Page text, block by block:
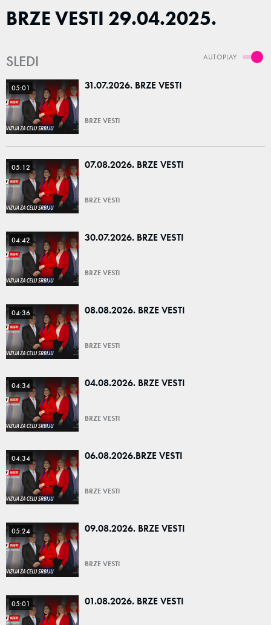
BRZE VESTI 29.04.2025.
AUTOPLAY
SLEDI
05:01 31.07.2026. BRZE VESTI
BRZE VESTI
05:12 07.08.2026. BRZE VESTI
BRZE VESTI
04:42 30.07.2026. BRZE VESTI
BRZE VESTI
04:36 08.08.2026. BRZE VESTI
BRZE VESTI
04:34 04.08.2026. BRZE VESTI
BRZE VESTI
04:34 06.08.2026.BRZE VESTI
BRZE VESTI
05:24 09.08.2026. BRZE VESTI
BRZE VESTI
05:01 01.08.2026. BRZE VESTI